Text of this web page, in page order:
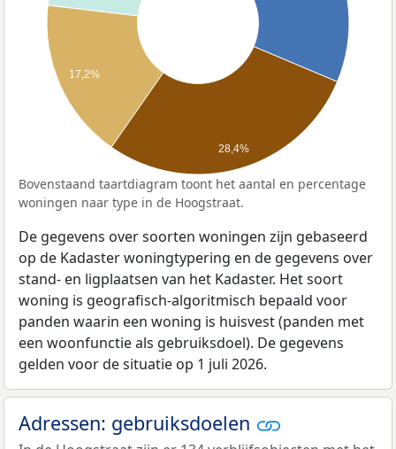
17,2%
28,4%
Bovenstaand taartdiagram toont het aantal en percentage
woningen naar type in de Hoogstraat.
De gegevens over soorten woningen zijn gebaseerd
op de Kadaster woningtypering en de gegevens over
stand- en ligplaatsen van het Kadaster. Het soort
woning is geografisch-algoritmisch bepaald voor
panden waarin een woning is huisvest (panden met
een woonfunctie als gebruiksdoel). De gegevens
gelden voor de situatie op 1 juli 2026.
Adressen: gebruiksdoelen